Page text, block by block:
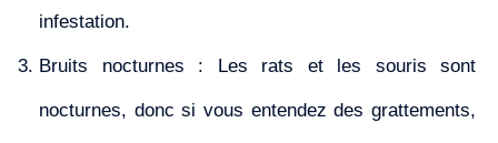
infestation.
Bruits nocturnes : Les rats et les souris sont
nocturnes, donc si vous entendez des grattements,